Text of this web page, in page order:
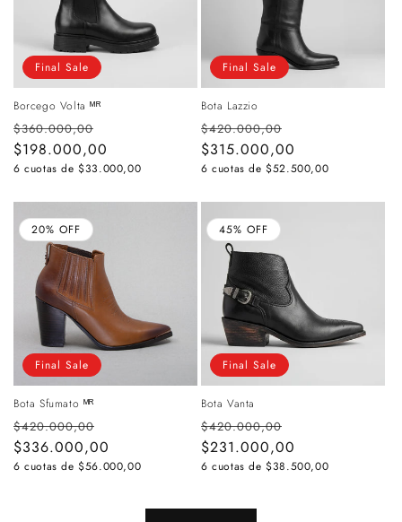
Final Sale
Borcego Volta ᴹᴿ
Precio
habitual
$360.000,00
de
oferta
$198.000,00
6 cuotas de $33.000,00
Final Sale
Bota Lazzio
Precio
habitual
$420.000,00
de
oferta
$315.000,00
6 cuotas de $52.500,00
Final Sale
Bota Sfumato ᴹᴿ
Precio
habitual
$420.000,00
de
oferta
$336.000,00
6 cuotas de $56.000,00
20% OFF
Final Sale
Bota Vanta
Precio
habitual
$420.000,00
de
oferta
$231.000,00
6 cuotas de $38.500,00
45% OFF